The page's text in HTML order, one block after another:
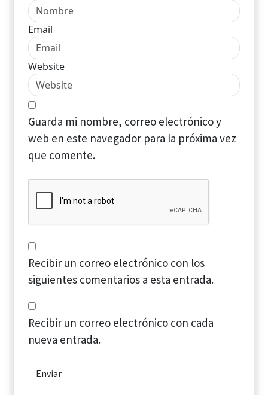
Email
Website
Guarda mi nombre, correo electrónico y
web en este navegador para la próxima vez
que comente.
Recibir un correo electrónico con los
siguientes comentarios a esta entrada.
Recibir un correo electrónico con cada
nueva entrada.